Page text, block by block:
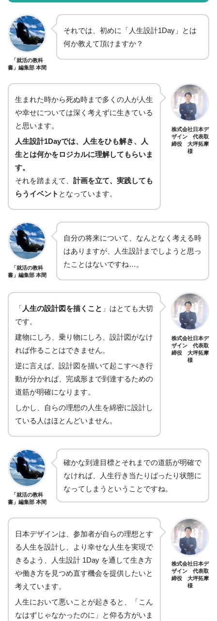
「就活の教科
書」編集部 本間
それでは、初めに「人生設計1Day」とは
何か教えて頂けますか？
生まれた時から死ぬ時まで多くの人が人生
や幸せについては深く考えずに生きている
と思います。
人生設計1Dayでは、人生をひも解き、人
生とは何かをロジカルに理解してもらいま
す。
それを踏まえて、 計画を立て、実践しても
らうイベント となっています。
株式会社日本デ
ザイン 代表取
締役 大坪拓摩
様
「就活の教科
書」編集部 本間
自分の将来について、なんとなく考える時
はありますが、人生設計までしようと思っ
たことはないですね…。
「 人生の設計図を描くこと 」はとても大切
です。
建物にしろ、乗り物にしろ、設計図がなけ
れば作ることはできません。
逆に言えば、設計図を描いて起こすべき行
動が分かれば、完成形まで到達するための
道筋が明確になります。
しかし、自らの理想の人生を綿密に設計し
ている人はほとんどいません。
株式会社日本デ
ザイン 代表取
締役 大坪拓摩
様
「就活の教科
書」編集部 本間
確かな到達目標とそれまでの道筋が明確で
なければ、人生行き当たりばったり状態に
なってしまうということですね。
日本デザインは、参加者が自らの理想とす
る人生を設計し、より幸せな人生を実現で
きるよう、人生設計 1Day を通して生き方
や働き方を見つめ直す機会を提供したいと
考えています。
人生において悪いことが起きると、「こん
なはずじゃなかったのに」と仰る方がいま
株式会社日本デ
ザイン 代表取
締役 大坪拓摩
様